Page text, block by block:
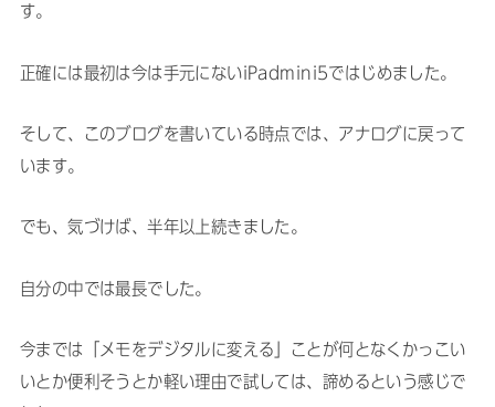
す。
正確には最初は今は手元にないiPadmini5ではじめました。
そして、このブログを書いている時点では、アナログに戻って
います。
でも、気づけば、半年以上続きました。
自分の中では最長でした。
今までは「メモをデジタルに変える」ことが何となくかっこい
いとか便利そうとか軽い理由で試しては、諦めるという感じで